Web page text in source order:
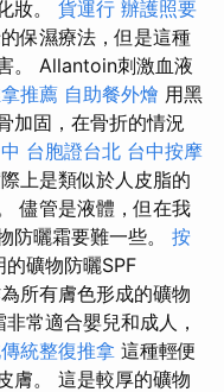
妝。 貨運行 辦護照要
保濕療法，但是這種
。 Allantoin刺激血液
推薦 自助餐外燴 用黑
加固，在骨折的情況
台胞證台北 台中按摩
上是類似於人皮脂的
儘管是液體，但在我
防曬霜要難一些。 按
的礦物防曬SPF
所有膚色形成的礦物
常適合嬰兒和成人，
統整復推拿 這種輕便
膚。 這是較厚的礦物